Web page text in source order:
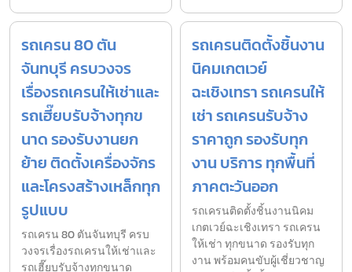
รถเครน 80 ตัน
จันทบุรี ครบวงจร
เรื่องรถเครนให้เช่าและ
รถเฮี๊ยบรับจ้างทุกข
นาด รองรับงานยก
ย้าย ติดตั้งเครื่องจักร
และโครงสร้างเหล็กทุก
รูปแบบ
รถเครน 80 ตันจันทบุรี ครบ
วงจรเรื่องรถเครนให้เช่าและ
รถเฮี๊ยบรับจ้างทุกขนาด
รถเครนติดตั้งชิ้นงาน
นิคมเกตเวย์
ฉะเชิงเทรา รถเครนให้
เช่า รถเครนรับจ้าง
ราคาถูก รองรับทุก
งาน บริการ ทุกพื้นที่
ภาคตะวันออก
รถเครนติดตั้งชิ้นงานนิคม
เกตเวย์ฉะเชิงเทรา รถเครน
ให้เช่า ทุกขนาด รองรับทุก
งาน พร้อมคนขับผู้เชี่ยวชาญ